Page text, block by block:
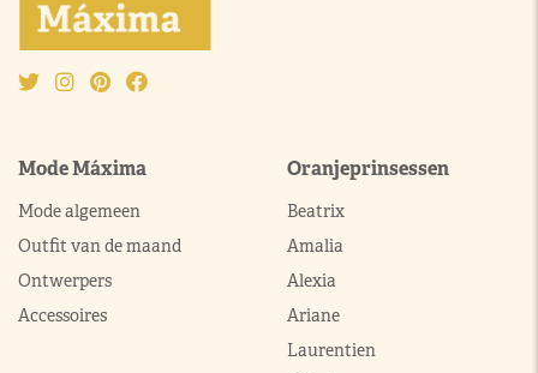
Mode Máxima
Mode algemeen
Outfit van de maand
Ontwerpers
Accessoires
Oranjeprinsessen
Beatrix
Amalia
Alexia
Ariane
Laurentien